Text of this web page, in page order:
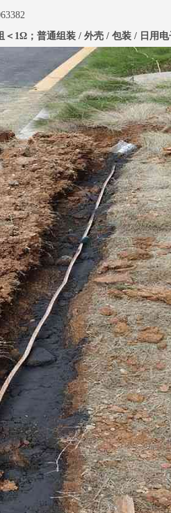
1Ω；普通组装 / 外壳 / 包装 / 日用